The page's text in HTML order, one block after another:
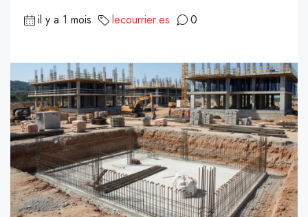
il y a 1 mois lecourrier.es 0